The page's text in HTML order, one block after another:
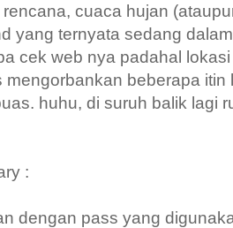
cuaca hujan
yang ternyata sedang
cek web nya padahal
mengorbankan beberapa itin
huhu, di suruh balik lagi
:
dengan pass yang